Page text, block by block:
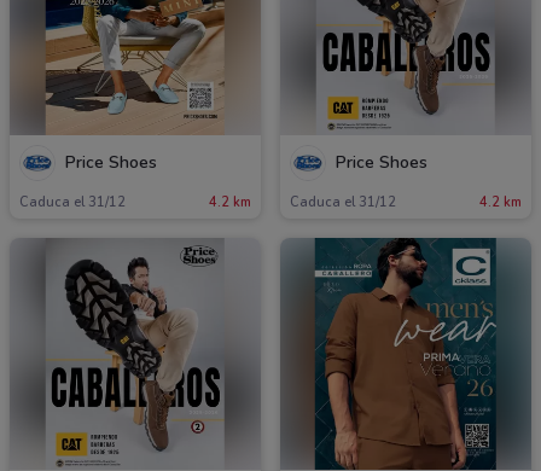
Price Shoes
Caduca el 31/12 4.2 km
Price Shoes
Caduca el 31/12 4.2 km